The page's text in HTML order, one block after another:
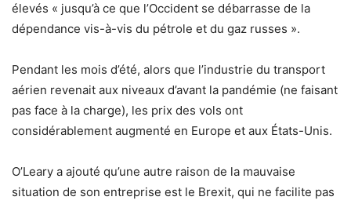
élevés « jusqu’à ce que l’Occident se débarrasse de la
dépendance vis-à-vis du pétrole et du gaz russes ».
Pendant les mois d’été, alors que l’industrie du transport
aérien revenait aux niveaux d’avant la pandémie (ne faisant
pas face à la charge), les prix des vols ont
considérablement augmenté en Europe et aux États-Unis.
O’Leary a ajouté qu’une autre raison de la mauvaise
situation de son entreprise est le Brexit, qui ne facilite pas